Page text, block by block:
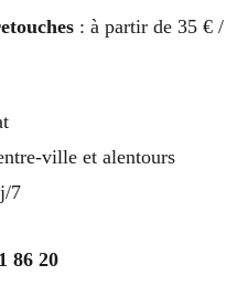
: à partir de 35 € /
ville et alentours
7
86 20